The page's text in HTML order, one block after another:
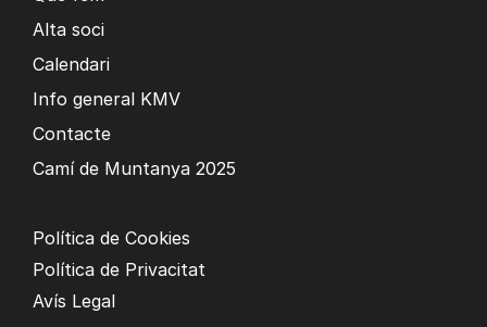
Alta soci
Calendari
Info general KMV
Contacte
Camí de Muntanya 2025
Política de Cookies
Política de Privacitat
Avís Legal